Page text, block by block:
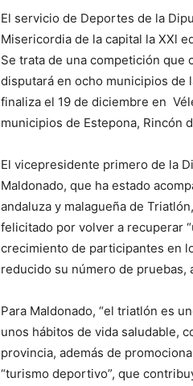
El servicio de Deportes de la
Misericordia de la capital la XXl
Se trata de una competición que
disputará en ocho municipios de
finaliza el 19 de diciembre en
municipios de Estepona, Rincón
El vicepresidente primero de la
Maldonado, que ha estado
andaluza y malagueña de
felicitado por volver a recuperar
crecimiento de participantes en
reducido su número de pruebas,
Para Maldonado, “el triatlón es
unos hábitos de vida saludable,
provincia, además de
“turismo deportivo”, que